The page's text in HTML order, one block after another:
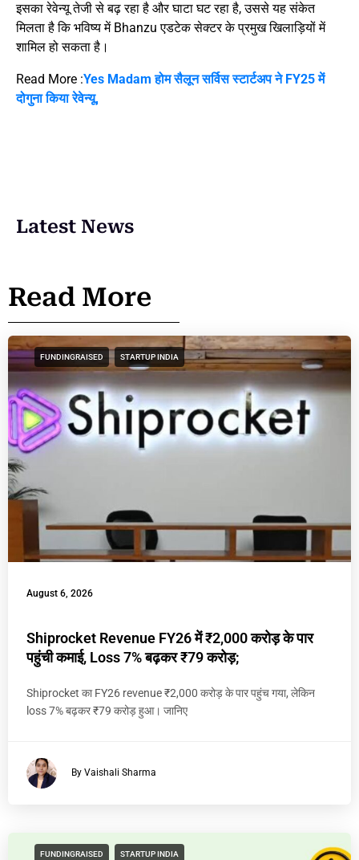
इसका रेवेन्यू तेजी से बढ़ रहा है और घाटा घट रहा है, उससे यह संकेत
मिलता है कि भविष्य में Bhanzu एडटेक सेक्टर के प्रमुख खिलाड़ियों में
शामिल हो सकता है।
Read More :Yes Madam होम सैलून सर्विस स्टार्टअप ने FY25 में
दोगुना किया रेवेन्यू,
Latest News
Read More
FUNDINGRAISED STARTUP INDIA
August 6, 2026
Shiprocket Revenue FY26 में ₹2,000 करोड़ के पार
पहुंची कमाई, Loss 7% बढ़कर ₹79 करोड़;
Shiprocket का FY26 revenue ₹2,000 करोड़ के पार पहुंच गया, लेकिन
loss 7% बढ़कर ₹79 करोड़ हुआ। जानिए
By Vaishali Sharma
FUNDINGRAISED STARTUP INDIA